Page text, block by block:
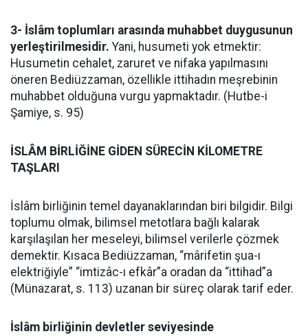
3- İslâm toplumları arasında muhabbet duygusunun
yerleştirilmesidir. Yani, husumeti yok etmektir:
Husumetin cehalet, zaruret ve nifaka yapılmasını
öneren Bediüzzaman, özellikle ittihadın meşrebinin
muhabbet olduğuna vurgu yapmaktadır. (Hutbe-i
Şamiye, s. 95)
İSLÂM BİRLİĞİNE GİDEN SÜRECİN KİLOMETRE
TAŞLARI
İslâm birliğinin temel dayanaklarından biri bilgidir. Bilgi
toplumu olmak, bilimsel metotlara bağlı kalarak
karşılaşılan her meseleyi, bilimsel verilerle çözmek
demektir. Kısaca Bediüzzaman, “mârifetin şua-ı
elektriğiyle” “imtizâc-ı efkâr”a oradan da “ittihad”a
(Münazarat, s. 113) uzanan bir süreç olarak tarif eder.
İslâm birliğinin devletler seviyesinde